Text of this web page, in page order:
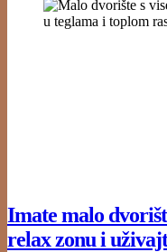
Imate malo
relax zonu i